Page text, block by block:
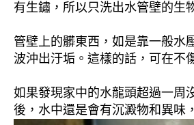
有生鏽，所以只洗出水管壁的生
管壁上的髒東西，如是靠一般水
波沖出汙垢。這樣的話，可在不
如果發現家中的水龍頭超過一周
後，水中還是會有沉澱物和異味